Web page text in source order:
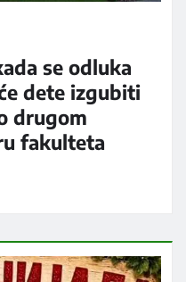
se odluka
dete izgubiti
drugom
fakulteta